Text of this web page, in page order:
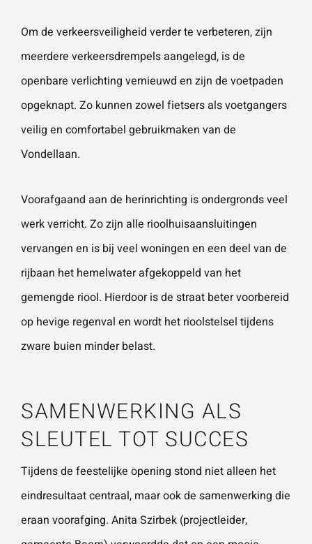
Om de verkeersveiligheid verder te verbeteren, zijn
meerdere verkeersdrempels aangelegd, is de
openbare verlichting vernieuwd en zijn de voetpaden
opgeknapt. Zo kunnen zowel fietsers als voetgangers
veilig en comfortabel gebruikmaken van de
Vondellaan.
Voorafgaand aan de herinrichting is ondergronds veel
werk verricht. Zo zijn alle rioolhuisaansluitingen
vervangen en is bij veel woningen en een deel van de
rijbaan het hemelwater afgekoppeld van het
gemengde riool. Hierdoor is de straat beter voorbereid
op hevige regenval en wordt het rioolstelsel tijdens
zware buien minder belast.
SAMENWERKING ALS
SLEUTEL TOT SUCCES
Tijdens de feestelijke opening stond niet alleen het
eindresultaat centraal, maar ook de samenwerking die
eraan voorafging. Anita Szirbek (projectleider,